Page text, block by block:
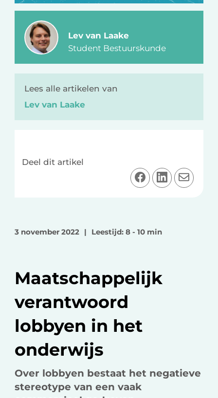
Lev van Laake
Student Bestuurskunde
Lees alle artikelen van
Lev van Laake
Deel dit artikel
D
e
o
c
e
D
e
D
e
3 november 2022 | Leestijd: 8 - 10 min
Maatschappelijk
verantwoord
lobbyen in het
onderwijs
Over lobbyen bestaat het negatieve
stereotype van een vaak